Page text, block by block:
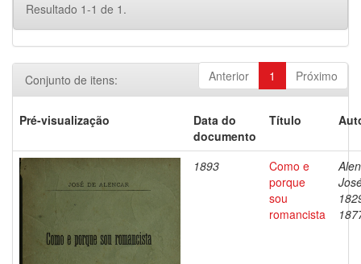
Resultado 1-1 de 1.
Anterior 1 Próximo
Conjunto de itens:
Pré-visualização
Data do
documento
Título
1893
Como e
porque
sou
romancista